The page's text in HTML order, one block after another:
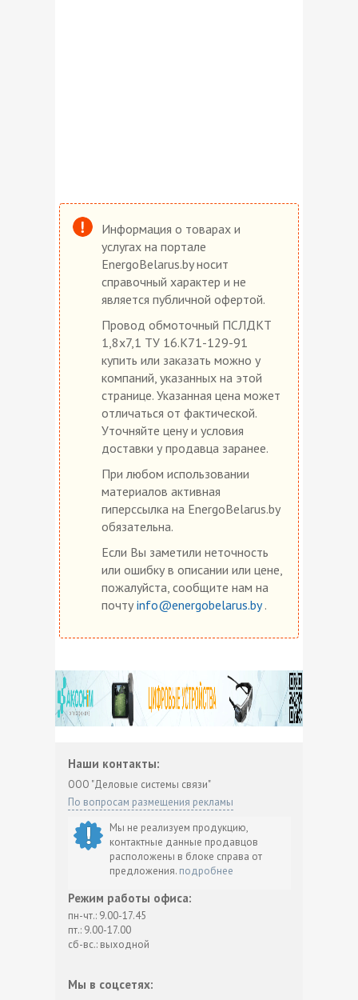
Информация о товарах и
услугах на портале
EnergoBelarus.by носит
справочный характер и не
является публичной офертой.
Провод обмоточный ПСЛДКТ
1,8х7,1 ТУ 16.К71-129-91
купить или заказать можно у
компаний, указанных на этой
странице. Указанная цена может
отличаться от фактической.
Уточняйте цену и условия
доставки у продавца заранее.
При любом использовании
материалов активная
гиперссылка на EnergoBelarus.by
обязательна.
Если Вы заметили неточность
или ошибку в описании или цене,
пожалуйста, сообщите нам на
почту info@energobelarus.by.
Наши контакты:
ООО "Деловые системы связи"
По вопросам размещения рекламы
Мы не реализуем продукцию,
контактные данные продавцов
расположены в блоке справа от
предложения. подробнее
Режим работы офиса:
пн-чт.: 9.00-17.45
пт.: 9.00-17.00
сб-вс.: выходной
Мы в соцсетях: